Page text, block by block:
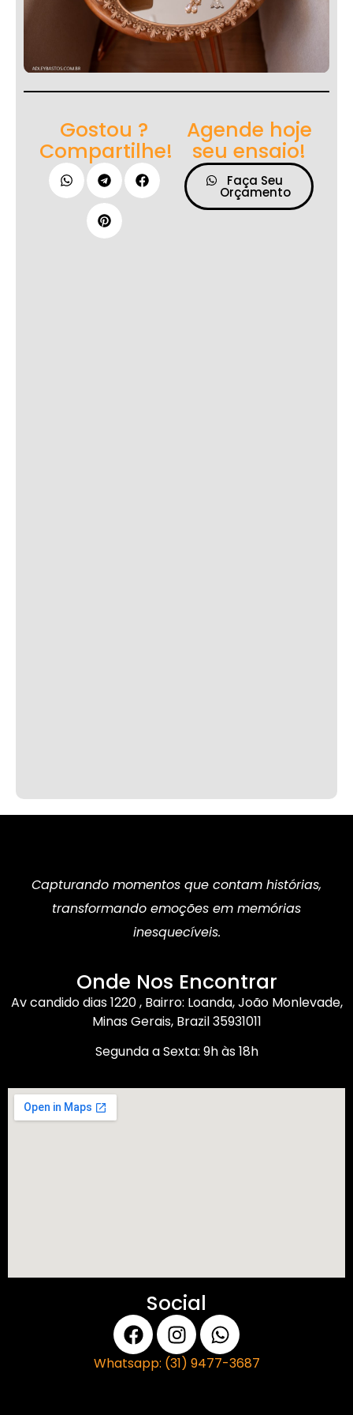
Gostou ?
Compartilhe!
Agende hoje
seu ensaio!
Faça Seu
Orçamento
Capturando momentos que contam histórias,
transformando emoções em memórias
inesquecíveis.
Onde Nos Encontrar
Av candido dias 1220 , Bairro: Loanda, João Monlevade,
Minas Gerais, Brazil 35931011
Segunda a Sexta: 9h às 18h
Social
Whatsapp: (31) 9477-3687